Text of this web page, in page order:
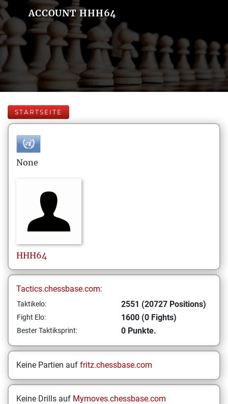
ACCOUNT HHH64
STARTSEITE
None
HHH64
Tactics.chessbase.com:
Taktikelo: 2551 (20727 Positions)
Fight Elo: 1600 (0 Fights)
Bester Taktiksprint: 0 Punkte.
Keine Partien auf fritz.chessbase.com
Keine Drills auf Mymoves.chessbase.com